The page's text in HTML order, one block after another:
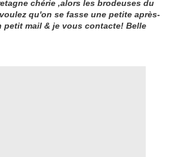
chérie ,alors les brodeuses du
qu'on se fasse une petite après-
petit mail & je vous contacte! Belle